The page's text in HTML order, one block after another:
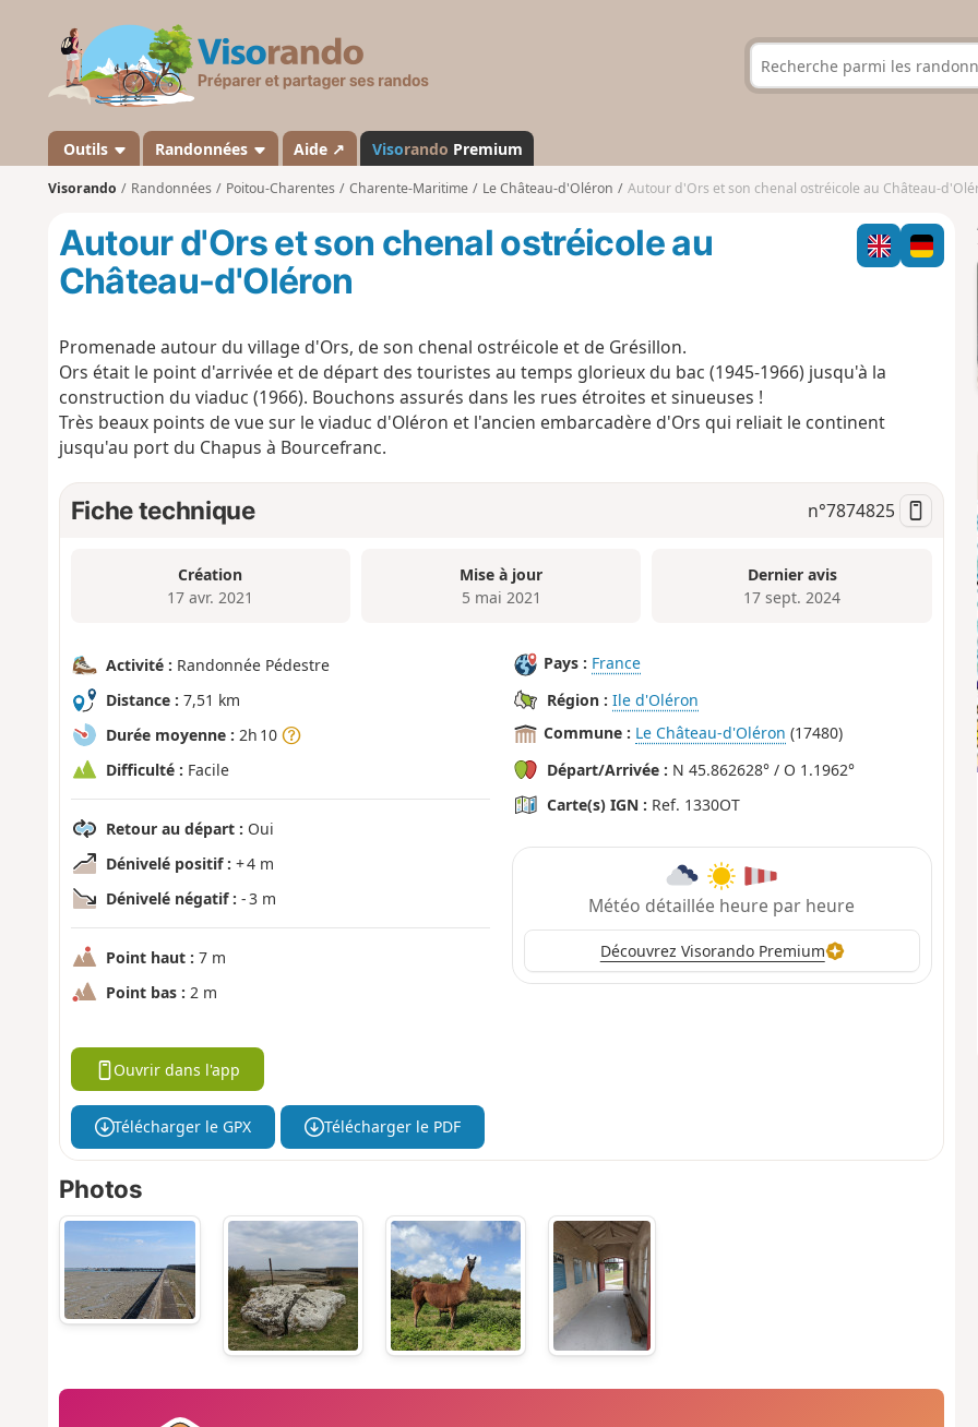
s
a
n
d
Outils Randonnées Aide ↗ Visorando Premium
Visorando Randonnées Poitou-Charentes Charente-Maritime Le Château-d'Oléron Autour d'Ors et son chenal ostréicole au Château-
Autour d'Ors et son chenal ostréicole au
Château-d'Oléron
Promenade autour du village d'Ors, de son chenal ostréicole et de Grésillon.
Ors était le point d'arrivée et de départ des touristes au temps glorieux du bac (1945-1966) jusqu'à la
construction du viaduc (1966). Bouchons assurés dans les rues étroites et sinueuses !
Très beaux points de vue sur le viaduc d'Oléron et l'ancien embarcadère d'Ors qui reliait le continent
jusqu'au port du Chapus à Bourcefranc.
Fiche technique n°7874825
Création
17 avr. 2021
Mise à jour
5 mai 2021
Dernier avis
17 sept. 2024
Activité : Randonnée Pédestre
Distance : 7,51 km
Durée moyenne : 2h 10
Difficulté : Facile
Retour au départ : Oui
Dénivelé positif : + 4 m
Dénivelé négatif : - 3 m
Point haut : 7 m
Point bas : 2 m
Pays : France
Région : Ile d'Oléron
Commune : Le Château-d'Oléron (17480)
Départ/Arrivée : N 45.862628° / O 1.1962°
Carte(s) IGN : Ref. 1330OT
Météo détaillée heure par heure
Découvrez Visorando Premium
Ouvrir dans l'app
Télécharger le GPX Télécharger le PDF
Photos